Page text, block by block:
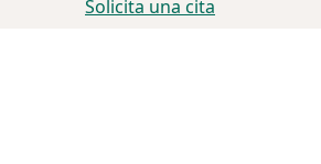
Solicita una cita